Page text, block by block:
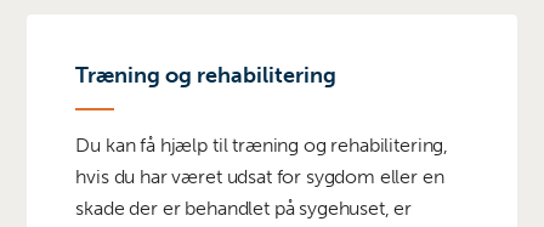
Træning og rehabilitering
Du kan få hjælp til træning og rehabilitering,
hvis du har været udsat for sygdom eller en
skade der er behandlet på sygehuset, er